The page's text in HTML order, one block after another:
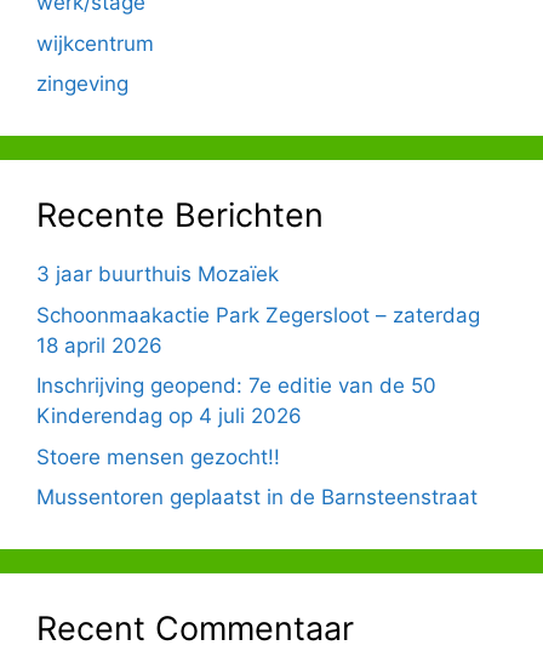
wijkcentrum
zingeving
Recente Berichten
3 jaar buurthuis Mozaïek
Schoonmaakactie Park Zegersloot – zaterdag
18 april 2026
Inschrijving geopend: 7e editie van de 50
Kinderendag op 4 juli 2026
Stoere mensen gezocht!!
Mussentoren geplaatst in de Barnsteenstraat
Recent Commentaar